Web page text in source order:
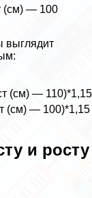
(см) — 100
выглядит
(см) — 110)*1,15
(см) — 100)*1,15
и росту